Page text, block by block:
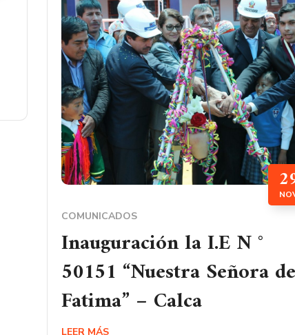
COMUNICADOS
Inauguración la I.E N °
50151 “Nuestra Señora de
Fatima” – Calca
LEER MÁS